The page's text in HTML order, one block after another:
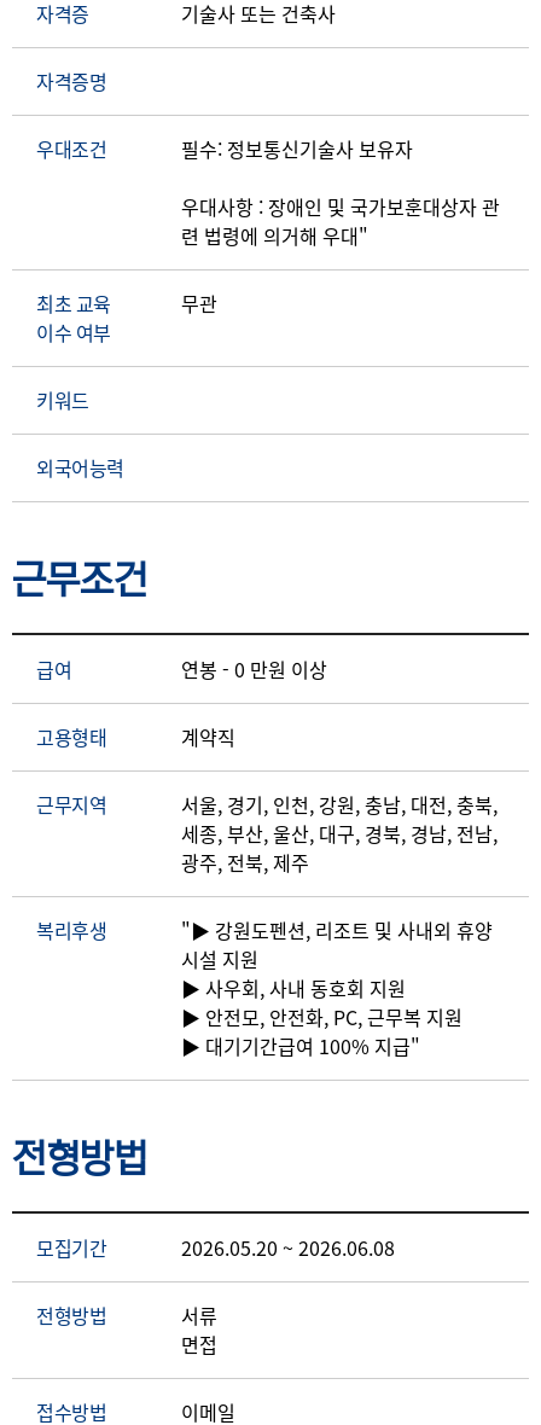
자격증 기술사 또는 건축사
자격증명
우대조건
필수: 정보통신기술사 보유자
우대사항 : 장애인 및 국가보훈대상자 관
최초 교육
이수 여부
무관
키워드
외국어능력
근무조건
급여 연봉 - 0 만원 이상
고용형태 계약직
근무지역
서울, 경기, 인천, 강원, 충남, 대전, 충북,
세종, 부산, 울산, 대구, 경북, 경남, 전남,
광주, 전북, 제주
복리후생
"▶ 강원도펜션, 리조트 및 사내외 휴양
시설 지원
▶ 사우회, 사내 동호회 지원
▶ 안전모, 안전화, PC, 근무복 지원
전형방법
모집기간 2026.05.20 ~ 2026.06.08
전형방법
서류
면접
접수방법 이메일